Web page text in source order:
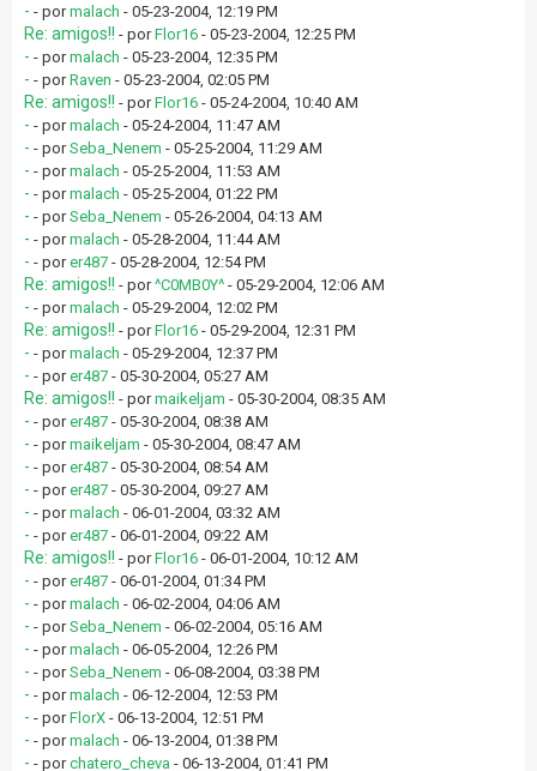
- - pormalach - 05-23-2004, 12:19 PM
Re: amigos!! - porFlor16 - 05-23-2004, 12:25 PM
- - pormalach - 05-23-2004, 12:35 PM
- - porRaven - 05-23-2004, 02:05 PM
Re: amigos!! - porFlor16 - 05-24-2004, 10:40 AM
- - pormalach - 05-24-2004, 11:47 AM
- - porSeba_Nenem - 05-25-2004, 11:29 AM
- - pormalach - 05-25-2004, 11:53 AM
- - pormalach - 05-25-2004, 01:22 PM
- - porSeba_Nenem - 05-26-2004, 04:13 AM
- - pormalach - 05-28-2004, 11:44 AM
- - porer487 - 05-28-2004, 12:54 PM
Re: amigos!! - por^C0MB0Y^ - 05-29-2004, 12:06 AM
- - pormalach - 05-29-2004, 12:02 PM
Re: amigos!! - porFlor16 - 05-29-2004, 12:31 PM
- - pormalach - 05-29-2004, 12:37 PM
- - porer487 - 05-30-2004, 05:27 AM
Re: amigos!! - pormaikeljam - 05-30-2004, 08:35 AM
- - porer487 - 05-30-2004, 08:38 AM
- - pormaikeljam - 05-30-2004, 08:47 AM
- - porer487 - 05-30-2004, 08:54 AM
- - porer487 - 05-30-2004, 09:27 AM
- - pormalach - 06-01-2004, 03:32 AM
- - porer487 - 06-01-2004, 09:22 AM
Re: amigos!! - porFlor16 - 06-01-2004, 10:12 AM
- - porer487 - 06-01-2004, 01:34 PM
- - pormalach - 06-02-2004, 04:06 AM
- - porSeba_Nenem - 06-02-2004, 05:16 AM
- - pormalach - 06-05-2004, 12:26 PM
- - porSeba_Nenem - 06-08-2004, 03:38 PM
- - pormalach - 06-12-2004, 12:53 PM
- - porFlorX - 06-13-2004, 12:51 PM
- - pormalach - 06-13-2004, 01:38 PM
- - porchatero_cheva - 06-13-2004, 01:41 PM